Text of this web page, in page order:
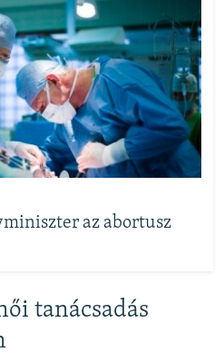
az abortusz
tanácsadás